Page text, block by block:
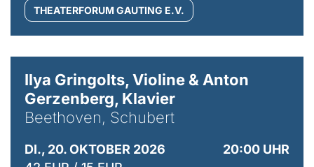
THEATERFORUM GAUTING E.V.
Ilya Gringolts, Violine & Anton
Gerzenberg, Klavier
Beethoven, Schubert
DI., 20. OKTOBER 2026
20:00 UHR